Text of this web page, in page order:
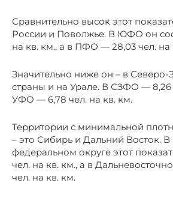
Сравнительно высок этот
России и Поволжье. В ЮФО он
на кв. км., а в ПФО — 28,03 чел. на
Значительно ниже он – в Северо-
страны и на Урале. В СЗФО — 8,26
УФО — 6,78 чел. на кв. км.
Территории с минимальной
– это Сибирь и Дальний Восток.
федеральном округе этот
чел. на кв. км., а в
чел. на кв. км.